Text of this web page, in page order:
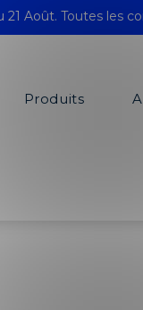
21 Août. Toutes les
Produits